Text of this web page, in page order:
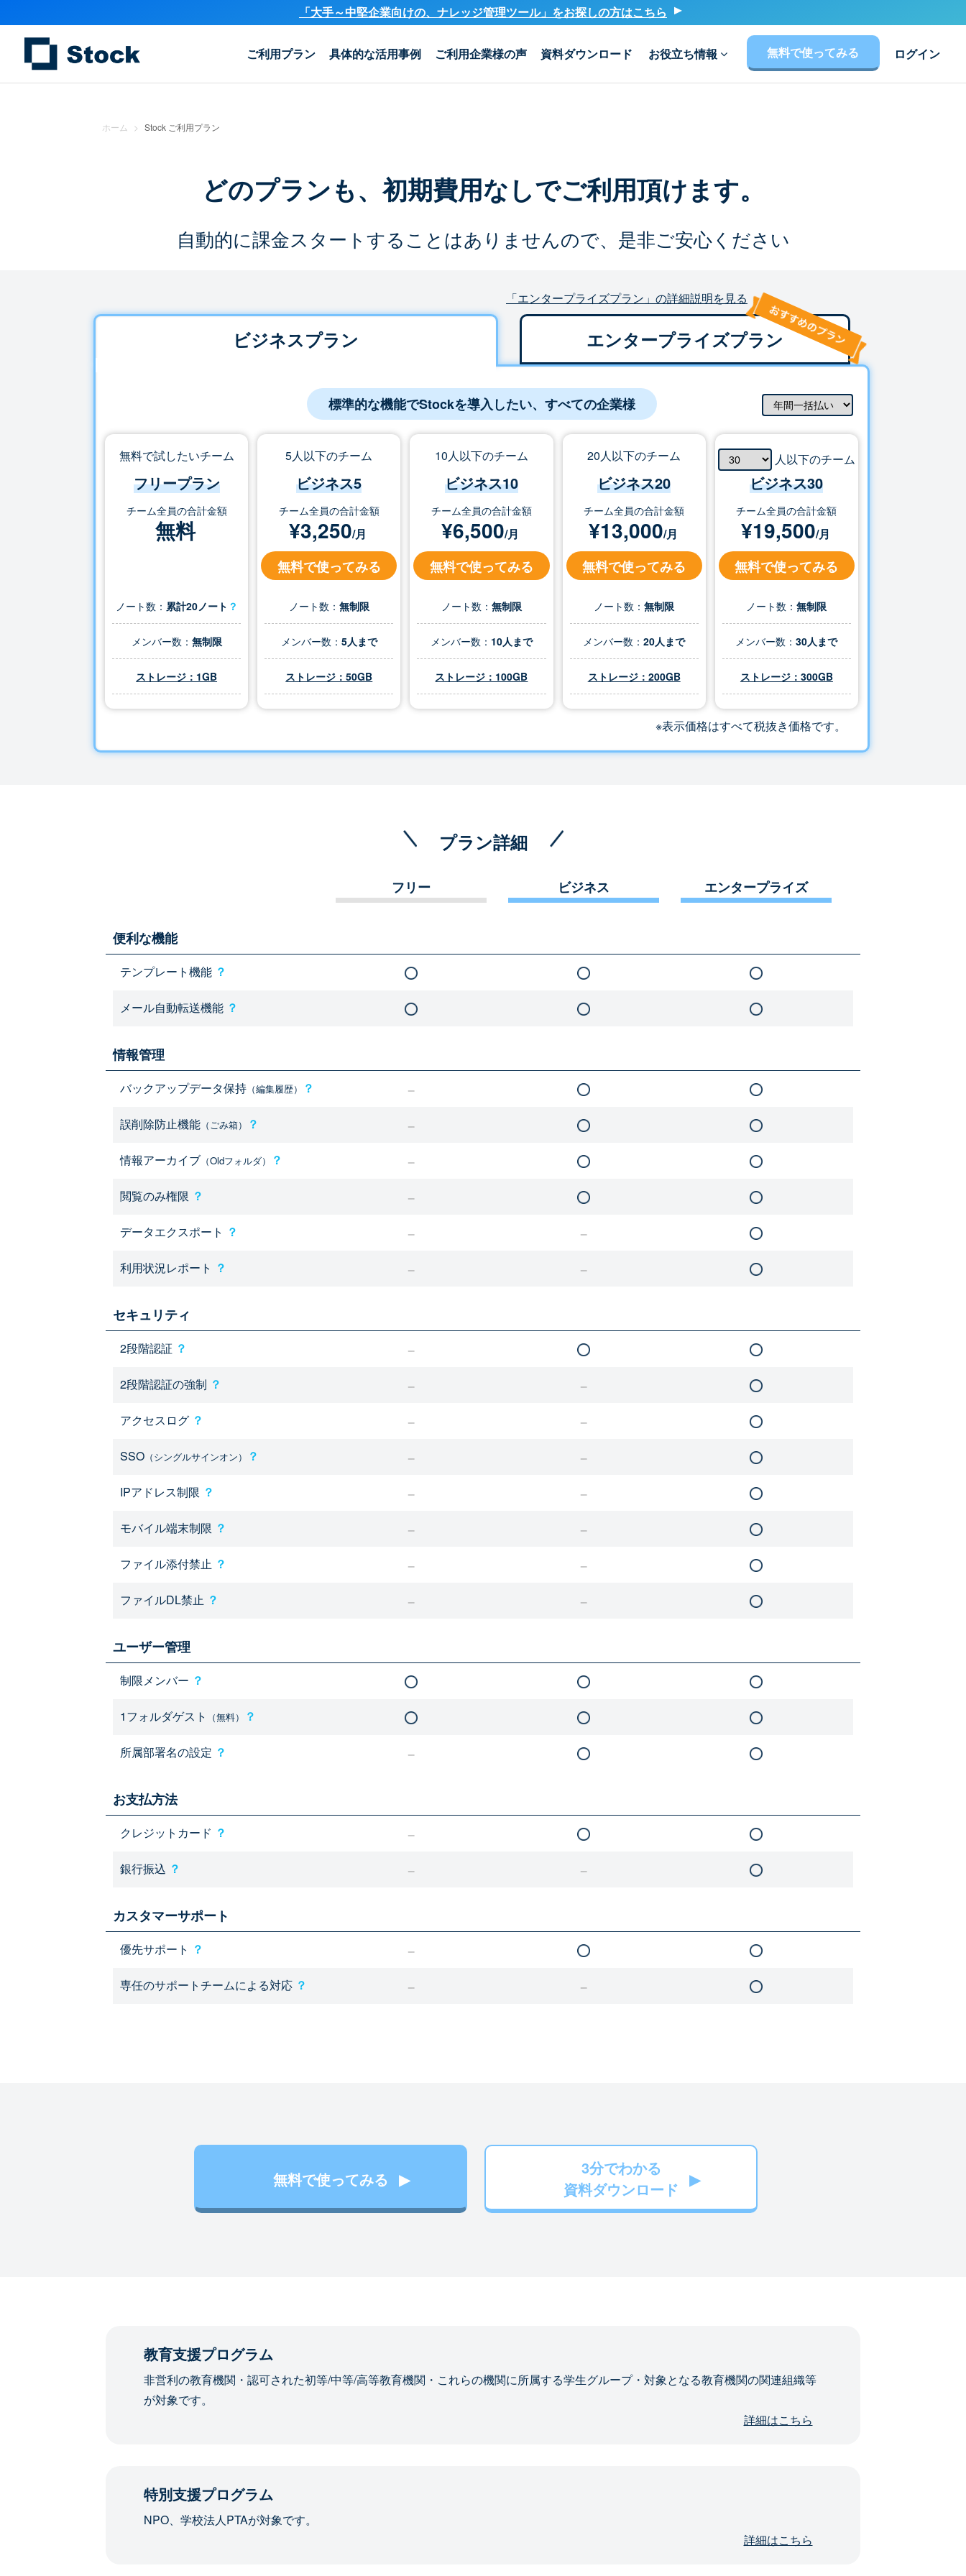
「大手～中堅企業向けの、ナレッジ管理ツール」をお探しの方はこちら
ご利用プラン 具体的な活用事例 ご利用企業様の声 資料ダウンロード お役立ち情報 無料で使ってみる ログイン
ホーム > Stock ご利用プラン
どのプランも、初期費用なしでご利用頂けます。
自動的に課金スタートすることはありませんので、是非ご安心ください
「エンタープライズプラン」の詳細説明を見る
ビジネスプラン エンタープライズプラン
標準的な機能でStockを導入したい、すべての企業様
無料で試したいチーム
フリープラン
チーム全員の合計金額
無料
ノート数： 累計20ノート ？
メンバー数： 無制限
ストレージ：1GB
5人以下のチーム
ビジネス5
チーム全員の合計金額
¥3,250/月
無料で使ってみる
ノート数： 無制限
メンバー数： 5人まで
ストレージ：50GB
10人以下のチーム
ビジネス10
チーム全員の合計金額
¥6,500/月
無料で使ってみる
ノート数： 無制限
メンバー数： 10人まで
ストレージ：100GB
20人以下のチーム
ビジネス20
チーム全員の合計金額
¥13,000/月
無料で使ってみる
ノート数：無制限
メンバー数：20人まで
ストレージ：200GB
人以下のチーム
ビジネス30
チーム全員の合計金額
¥19,500/月
無料で使ってみる
ノート数：無制限
メンバー数：30人まで
ストレージ： 300GB
※表示価格はすべて税抜き価格です。
プラン詳細
フリー ビジネス エンタープライズ
便利な機能
テンプレート機能 ？
メール自動転送機能 ？
情報管理
バックアップデータ保持 （編集履歴） ？
誤削除防止機能 （ごみ箱） ？
情報アーカイブ （Oldフォルダ） ？
閲覧のみ権限 ？
データエクスポート ？
利用状況レポート ？
セキュリティ
2段階認証 ？
2段階認証の強制 ？
アクセスログ ？
SSO （シングルサインオン） ？
IPアドレス制限 ？
モバイル端末制限 ？
ファイル添付禁止 ？
ファイルDL禁止 ？
ユーザー管理
制限メンバー ？
1フォルダゲスト （無料） ？
所属部署名の設定 ？
お支払方法
クレジットカード ？
銀行振込 ？
カスタマーサポート
優先サポート ？
専任のサポートチームによる対応 ？
無料で使ってみる
3分でわかる
資料ダウンロード
教育支援プログラム
非営利の教育機関・認可された初等/中等/高等教育機関・これらの機関に所属する学生グループ・対象となる教育機関の関連組織等
が対象です。
詳細はこちら
特別支援プログラム
NPO、学校法人PTAが対象です。
詳細はこちら